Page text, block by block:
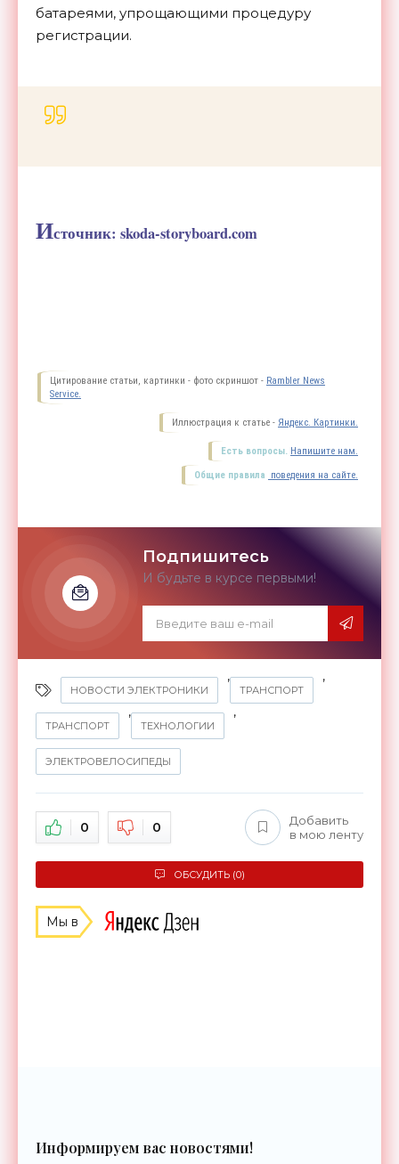
батареями, упрощающими процедуру
регистрации.
Источник: skoda-storyboard.com
Цитирование статьи, картинки - фото скриншот - Rambler News
Service.
Иллюстрация к статье - Яндекс. Картинки.
Есть вопросы. Напишите нам.
Общие правила поведения на сайте.
Подпишитесь
И будьте в курсе первыми!
НОВОСТИ ЭЛЕКТРОНИКИ
,
ТРАНСПОРТ
,
ТРАНСПОРТ
,
ТЕХНОЛОГИИ
,
ЭЛЕКТРОВЕЛОСИПЕДЫ
0 0
Добавить
в мою ленту
ОБСУДИТЬ (0)
Мы в
Информируем вас новостями!